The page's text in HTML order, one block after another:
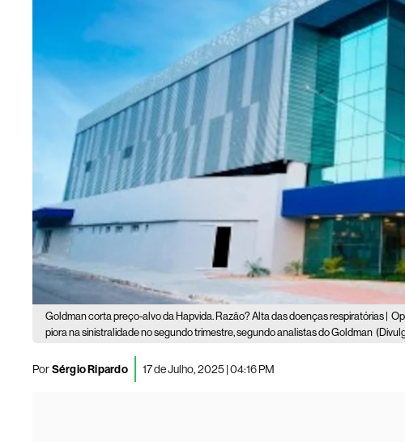
Goldman corta preço-alvo da Hapvida. Razão? Alta das doenças respiratórias |
piora na sinistralidade no segundo trimestre, segundo analistas do Goldman
PorSérgio Ripardo 17 de Julho, 2025 | 04:16 PM